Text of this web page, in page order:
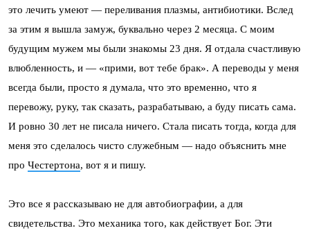
это лечить умеют — переливания плазмы, антибиотики. Вслед
за этим я вышла замуж, буквально через 2 месяца. С моим
будущим мужем мы были знакомы 23 дня. Я отдала счастливую
влюбленность, и — «прими, вот тебе брак». А переводы у меня
всегда были, просто я думала, что это временно, что я
перевожу, руку, так сказать, разрабатываю, а буду писать сама.
И ровно 30 лет не писала ничего. Стала писать тогда, когда для
меня это сделалось чисто служебным — надо объяснить мне
про Честертона, вот я и пишу.
Это все я рассказываю не для автобиографии, а для
свидетельства. Это механика того, как действует Бог. Эти